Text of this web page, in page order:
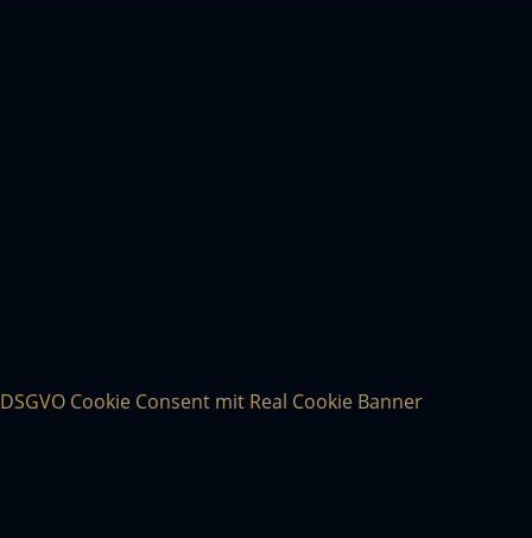
DSGVO Cookie Consent mit Real Cookie Banner